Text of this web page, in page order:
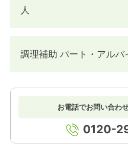
人
調理補助 パート・アルバ
お電話でお問い合わ
0120-